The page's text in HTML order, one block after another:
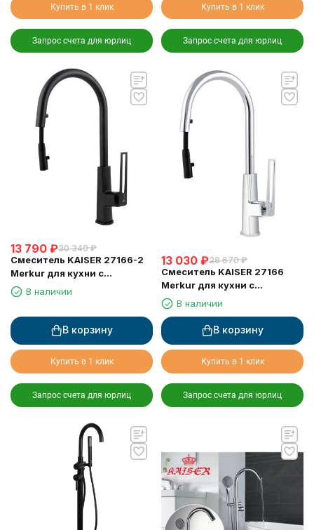
Купить в 1 клик
Запрос счета для юрлиц
Купить в 1 клик
Запрос счета для юрлиц
13 790 ₽30 340 ₽
Смеситель KAISER 27166-2
Merkur для кухни с
выдвижным изливом
В наличии
В корзину
Купить в 1 клик
Запрос счета для юрлиц
13 030 ₽28 670 ₽
Смеситель KAISER 27166
Merkur для кухни с
выдвижным изливом
В наличии
В корзину
Купить в 1 клик
Запрос счета для юрлиц